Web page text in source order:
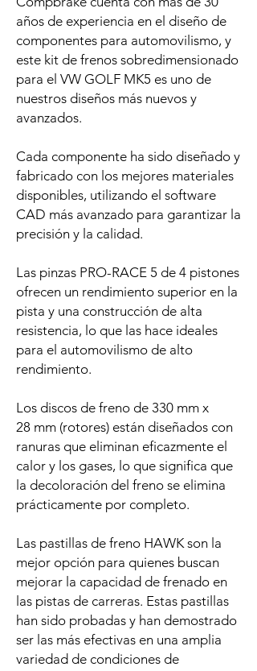
años de experiencia en el diseño de
componentes para automovilismo, y
este kit de frenos sobredimensionado
para el VW GOLF MK5 es uno de
nuestros diseños más nuevos y
avanzados.
Cada componente ha sido diseñado y
fabricado con los mejores materiales
disponibles, utilizando el software
CAD más avanzado para garantizar la
precisión y la calidad.
Las pinzas PRO-RACE 5 de 4 pistones
ofrecen un rendimiento superior en la
pista y una construcción de alta
resistencia, lo que las hace ideales
para el automovilismo de alto
rendimiento.
Los discos de freno de 330 mm x
28 mm (rotores) están diseñados con
ranuras que eliminan eficazmente el
calor y los gases, lo que significa que
la decoloración del freno se elimina
prácticamente por completo.
Las pastillas de freno HAWK son la
mejor opción para quienes buscan
mejorar la capacidad de frenado en
las pistas de carreras. Estas pastillas
han sido probadas y han demostrado
ser las más efectivas en una amplia
variedad de condiciones de